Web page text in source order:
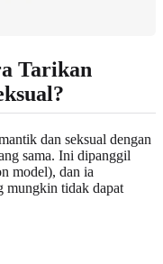
Tarikan
dan seksual dengan
sama. Ini dipanggil
model), dan ia
mungkin tidak dapat